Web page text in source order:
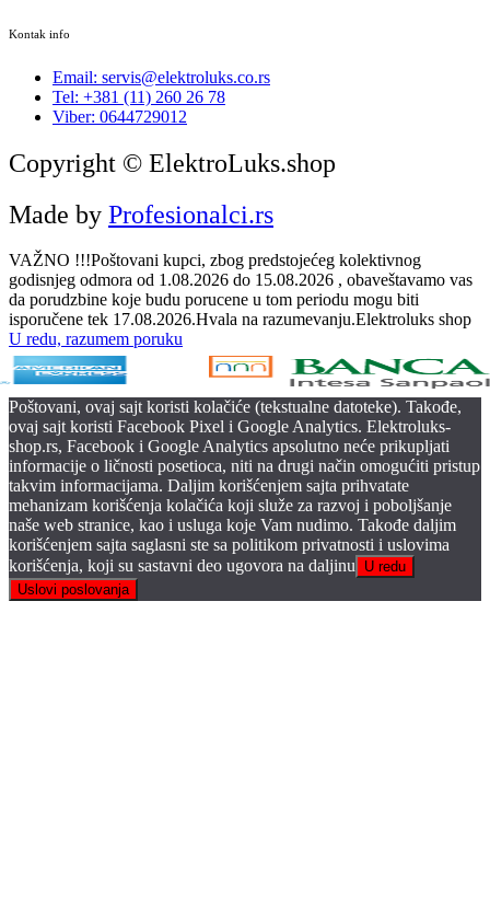
Kontak info
Email: servis@elektroluks.co.rs
Tel: +381 (11) 260 26 78
Viber: 0644729012
Copyright © ElektroLuks.shop
Made by Profesionalci.rs
VAŽNO !!!Poštovani kupci, zbog predstojećeg kolektivnog
godisnjeg odmora od 1.08.2026 do 15.08.2026 , obaveštavamo vas
da porudzbine koje budu porucene u tom periodu mogu biti
isporučene tek 17.08.2026.Hvala na razumevanju.Elektroluks shop
U redu, razumem poruku
Poštovani, ovaj sajt koristi kolačiće (tekstualne datoteke). Takođe,
ovaj sajt koristi Facebook Pixel i Google Analytics. Elektroluks-
shop.rs, Facebook i Google Analytics apsolutno neće prikupljati
informacije o ličnosti posetioca, niti na drugi način omogućiti pristup
takvim informacijama. Daljim korišćenjem sajta prihvatate
mehanizam korišćenja kolačića koji služe za razvoj i poboljšanje
naše web stranice, kao i usluga koje Vam nudimo. Takođe daljim
korišćenjem sajta saglasni ste sa politikom privatnosti i uslovima
korišćenja, koji su sastavni deo ugovora na daljinu U redu
Uslovi poslovanja